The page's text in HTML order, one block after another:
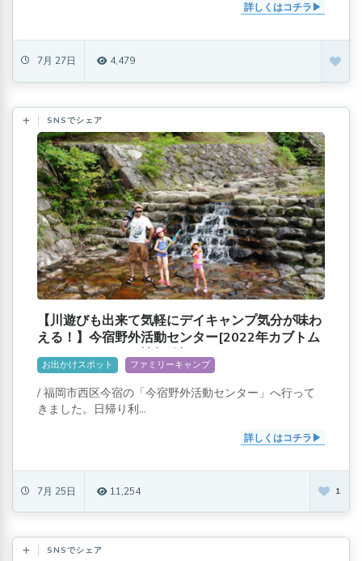
詳しくはコチラ
7月 27日 4,479
SNSでシェア
【川遊びも出来て気軽にデイキャンプ気分が味わ
える！】今宿野外活動センター[2022年カブトム
シ・オートサイト情報追記]
お出かけスポット ファミリーキャンプ
/ 福岡市西区今宿の「今宿野外活動センター」へ行って
きました。日帰り利...
詳しくはコチラ
7月 25日 11,254 1
SNSでシェア